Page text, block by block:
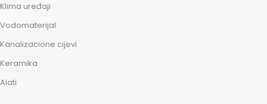
Klima uređaji
Vodomaterijal
Kanalizacione cijevi
Keramika
Alati